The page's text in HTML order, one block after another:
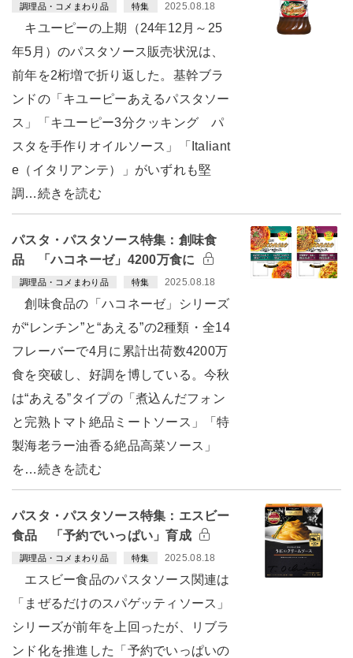
調理品・コメまわり品 特集 2025.08.18
キユーピーの上期（24年12月～25
年5月）のパスタソース販売状況は、
前年を2桁増で折り返した。基幹ブラ
ンドの「キユーピーあえるパスタソー
ス」「キユーピー3分クッキング パ
スタを手作りオイルソース」「Italiant
e（イタリアンテ）」がいずれも堅
調…続きを読む
パスタ・パスタソース特集：創味食
品 「ハコネーゼ」4200万食に
調理品・コメまわり品 特集 2025.08.18
創味食品の「ハコネーゼ」シリーズ
が“レンチン”と“あえる”の2種類・全14
フレーバーで4月に累計出荷数4200万
食を突破し、好調を博している。今秋
は“あえる”タイプの「煮込んだフォン
と完熟トマト絶品ミートソース」「特
製海老ラー油香る絶品高菜ソース」
を…続きを読む
パスタ・パスタソース特集：エスビー
食品 「予約でいっぱい」育成
調理品・コメまわり品 特集 2025.08.18
エスビー食品のパスタソース関連は
「まぜるだけのスパゲッティソース」
シリーズが前年を上回ったが、リブラ
ンド化を推進した「予約でいっぱいの